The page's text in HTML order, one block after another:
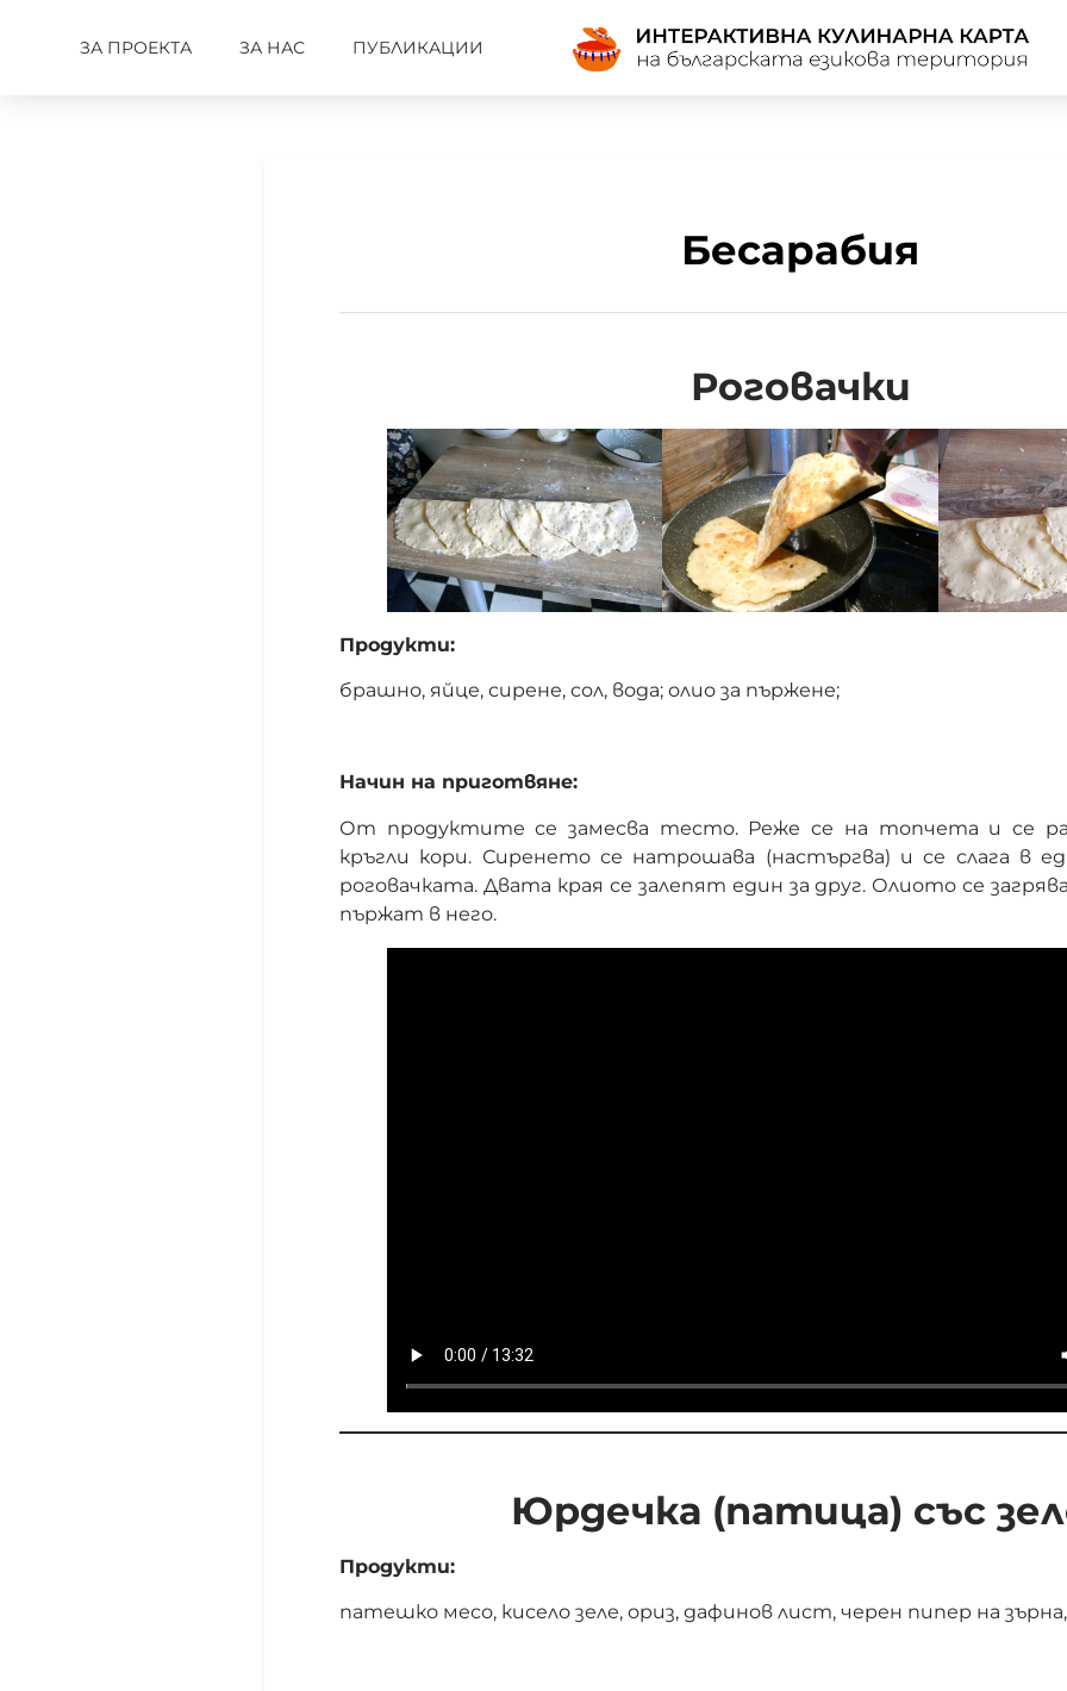
ЗА ПРОЕКТА ЗА НАС ПУБЛИКАЦИИ
Бесарабия
Роговачки
Продукти:
брашно, яйце, сирене, сол, вода; олио за пържене;
Начин на приготвяне:
От продуктите се замесва тесто. Реже се на топчета и се
кръгли кори. Сиренето се натрошава (настъргва) и се слага в
роговачката. Двата края се залепят един за друг. Олиото се
пържат в него.
Юрдечка (патица) със
Продукти:
патешко месо, кисело зеле, ориз, дафинов лист, черен пипер на